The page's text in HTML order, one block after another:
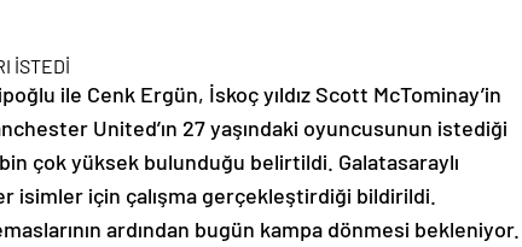
İSTEDİ
ile Cenk Ergün, İskoç yıldız Scott McTominay’in
United’ın 27 yaşındaki oyuncusunun istediği
çok yüksek bulunduğu belirtildi. Galatasaraylı
isimler için çalışma gerçekleştirdiği bildirildi.
ardından bugün kampa dönmesi bekleniyor.